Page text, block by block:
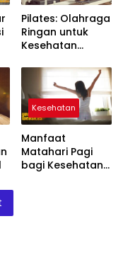
Pilates: Olahraga
Ringan untuk
Kesehatan
Ideal
Kesehatan
Manfaat
Matahari Pagi
bagi Kesehatan